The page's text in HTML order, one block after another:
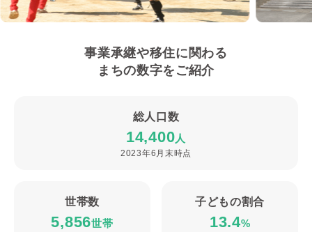
事業承継や移住に関わる
まちの数字をご紹介
総人口数
14,400人
2023年6月末時点
世帯数
5,856世帯
子どもの割合
13.4%